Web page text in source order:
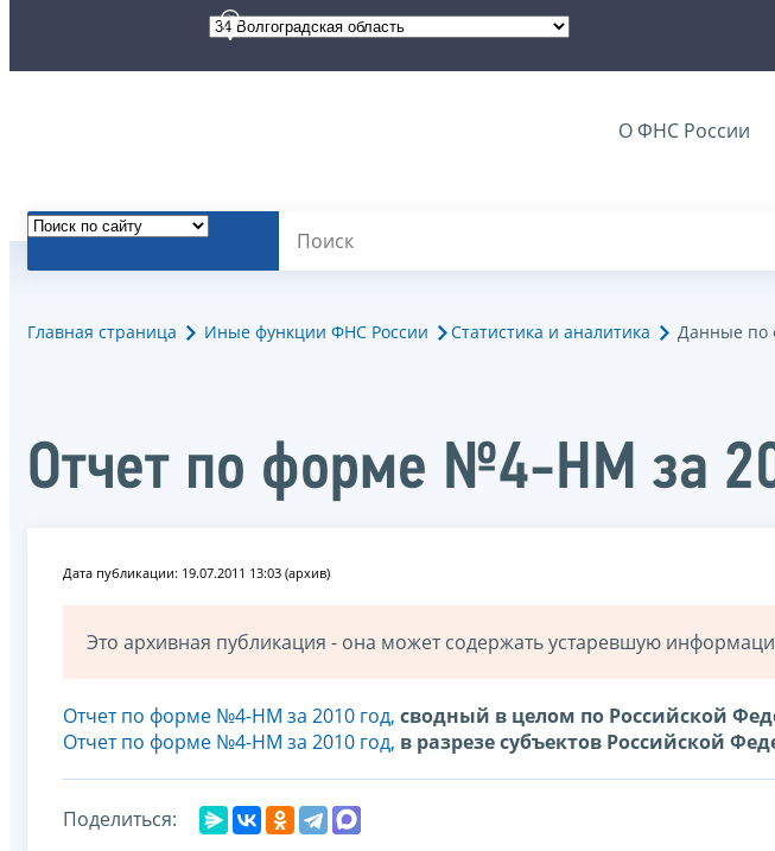
О ФНС России
Главная страница Иные функции ФНС России Статистика и аналитика Данные по
Отчет по форме №4-НМ за
Дата публикации: 19.07.2011 13:03 (архив)
Это архивная публикация - она может содержать устаревшую
Отчет по форме №4-НМ за 2010 год, сводный в целом по Российской
Отчет по форме №4-НМ за 2010 год, в разрезе субъектов Российской
Поделиться: